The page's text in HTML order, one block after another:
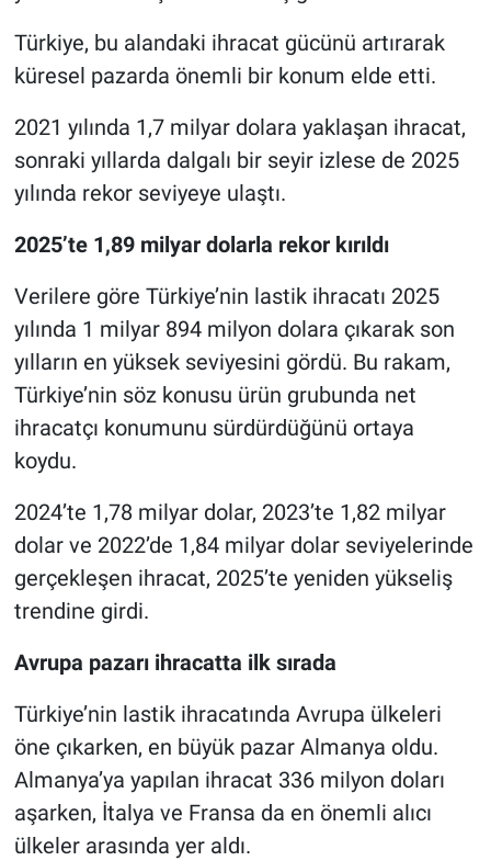
Türkiye, bu alandaki ihracat gücünü artırarak
küresel pazarda önemli bir konum elde etti.
2021 yılında 1,7 milyar dolara yaklaşan ihracat,
sonraki yıllarda dalgalı bir seyir izlese de 2025
yılında rekor seviyeye ulaştı.
2025’te 1,89 milyar dolarla rekor kırıldı
Verilere göre Türkiye’nin lastik ihracatı 2025
yılında 1 milyar 894 milyon dolara çıkarak son
yılların en yüksek seviyesini gördü. Bu rakam,
Türkiye’nin söz konusu ürün grubunda net
ihracatçı konumunu sürdürdüğünü ortaya
koydu.
2024’te 1,78 milyar dolar, 2023’te 1,82 milyar
dolar ve 2022’de 1,84 milyar dolar seviyelerinde
gerçekleşen ihracat, 2025’te yeniden yükseliş
trendine girdi.
Avrupa pazarı ihracatta ilk sırada
Türkiye’nin lastik ihracatında Avrupa ülkeleri
öne çıkarken, en büyük pazar Almanya oldu.
Almanya’ya yapılan ihracat 336 milyon doları
aşarken, İtalya ve Fransa da en önemli alıcı
ülkeler arasında yer aldı.
Spor